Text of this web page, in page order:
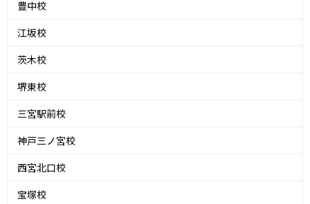
豊中校
江坂校
茨木校
堺東校
三宮駅前校
神戸三ノ宮校
西宮北口校
宝塚校